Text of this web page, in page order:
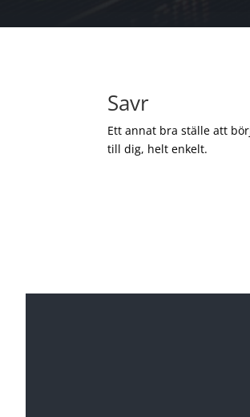
Savr
Ett annat bra ställe att
till dig, helt enkelt.